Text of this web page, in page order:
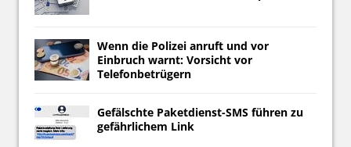
Wenn die Polizei anruft und vor
Einbruch warnt: Vorsicht vor
Telefonbetrügern
Gefälschte Paketdienst-SMS führen zu
gefährlichem Link